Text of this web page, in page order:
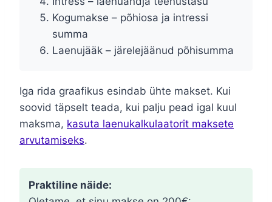
Kogumakse – põhiosa ja intressi
summa
Laenujääk – järelejäänud põhisumma
Iga rida graafikus esindab ühte makset. Kui
soovid täpselt teada, kui palju pead igal kuul
maksma, kasuta laenukalkulaatorit maksete
arvutamiseks.
Praktiline näide: